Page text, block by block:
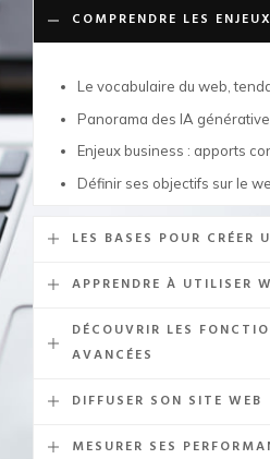
COMPRENDRE LES
Le vocabulaire du web,
Panorama des IA
Enjeux business : apports
Définir ses objectifs sur le
LES BASES POUR CRÉER
APPRENDRE À UTILISER
DÉCOUVRIR LES
AVANCÉES
DIFFUSER SON SITE WEB
MESURER SES